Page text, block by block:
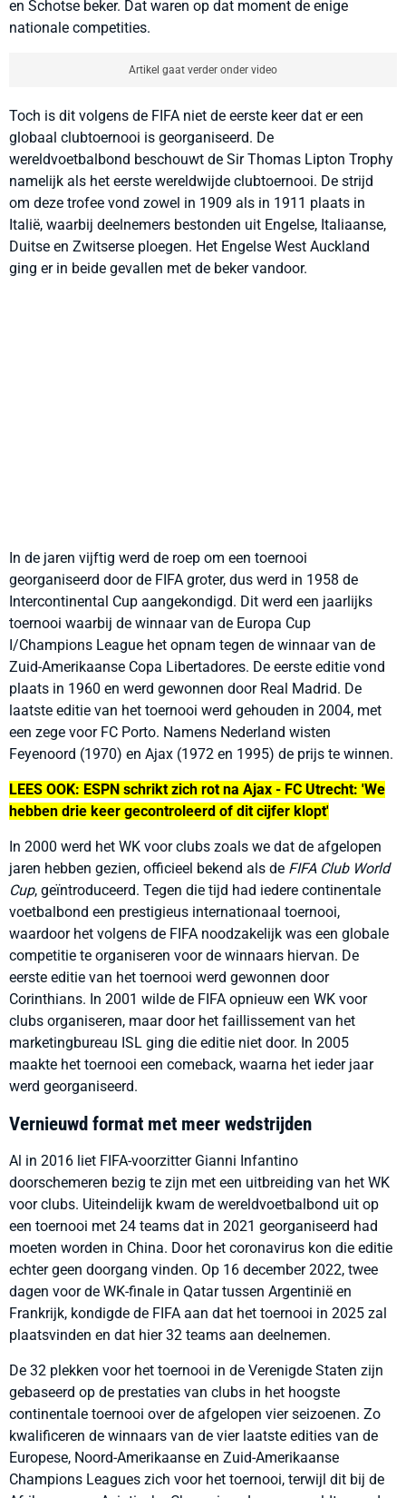
en Schotse beker. Dat waren op dat moment de enige
nationale competities.
Artikel gaat verder onder video
Toch is dit volgens de FIFA niet de eerste keer dat er een
globaal clubtoernooi is georganiseerd. De
wereldvoetbalbond beschouwt de Sir Thomas Lipton Trophy
namelijk als het eerste wereldwijde clubtoernooi. De strijd
om deze trofee vond zowel in 1909 als in 1911 plaats in
Italië, waarbij deelnemers bestonden uit Engelse, Italiaanse,
Duitse en Zwitserse ploegen. Het Engelse West Auckland
ging er in beide gevallen met de beker vandoor.
In de jaren vijftig werd de roep om een toernooi
georganiseerd door de FIFA groter, dus werd in 1958 de
Intercontinental Cup aangekondigd. Dit werd een jaarlijks
toernooi waarbij de winnaar van de Europa Cup
I/Champions League het opnam tegen de winnaar van de
Zuid-Amerikaanse Copa Libertadores. De eerste editie vond
plaats in 1960 en werd gewonnen door Real Madrid. De
laatste editie van het toernooi werd gehouden in 2004, met
een zege voor FC Porto. Namens Nederland wisten
Feyenoord (1970) en Ajax (1972 en 1995) de prijs te winnen.
LEES OOK: ESPN schrikt zich rot na Ajax - FC Utrecht: 'We
hebben drie keer gecontroleerd of dit cijfer klopt'
In 2000 werd het WK voor clubs zoals we dat de afgelopen
jaren hebben gezien, officieel bekend als de FIFA Club World
Cup, geïntroduceerd. Tegen die tijd had iedere continentale
voetbalbond een prestigieus internationaal toernooi,
waardoor het volgens de FIFA noodzakelijk was een globale
competitie te organiseren voor de winnaars hiervan. De
eerste editie van het toernooi werd gewonnen door
Corinthians. In 2001 wilde de FIFA opnieuw een WK voor
clubs organiseren, maar door het faillissement van het
marketingbureau ISL ging die editie niet door. In 2005
maakte het toernooi een comeback, waarna het ieder jaar
werd georganiseerd.
Vernieuwd format met meer wedstrijden
Al in 2016 liet FIFA-voorzitter Gianni Infantino
doorschemeren bezig te zijn met een uitbreiding van het WK
voor clubs. Uiteindelijk kwam de wereldvoetbalbond uit op
een toernooi met 24 teams dat in 2021 georganiseerd had
moeten worden in China. Door het coronavirus kon die editie
echter geen doorgang vinden. Op 16 december 2022, twee
dagen voor de WK-finale in Qatar tussen Argentinië en
Frankrijk, kondigde de FIFA aan dat het toernooi in 2025 zal
plaatsvinden en dat hier 32 teams aan deelnemen.
De 32 plekken voor het toernooi in de Verenigde Staten zijn
gebaseerd op de prestaties van clubs in het hoogste
continentale toernooi over de afgelopen vier seizoenen. Zo
kwalificeren de winnaars van de vier laatste edities van de
Europese, Noord-Amerikaanse en Zuid-Amerikaanse
Champions Leagues zich voor het toernooi, terwijl dit bij de